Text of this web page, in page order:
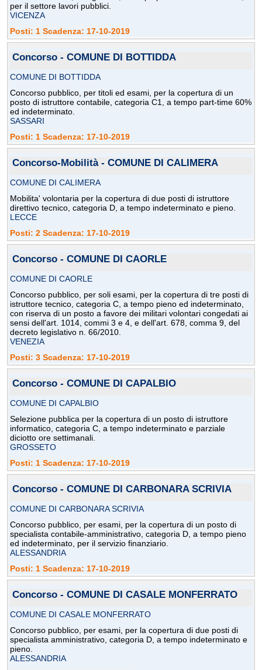
per il settore lavori pubblici.
VICENZA
Posti: 1 Scadenza: 17-10-2019
Concorso - COMUNE DI BOTTIDDA
COMUNE DI BOTTIDDA
Concorso pubblico, per titoli ed esami, per la copertura di un
posto di istruttore contabile, categoria C1, a tempo part-time 60%
ed indeterminato.
SASSARI
Posti: 1 Scadenza: 17-10-2019
Concorso-Mobilità - COMUNE DI CALIMERA
COMUNE DI CALIMERA
Mobilita' volontaria per la copertura di due posti di istruttore
direttivo tecnico, categoria D, a tempo indeterminato e pieno.
LECCE
Posti: 2 Scadenza: 17-10-2019
Concorso - COMUNE DI CAORLE
COMUNE DI CAORLE
Concorso pubblico, per soli esami, per la copertura di tre posti di
istruttore tecnico, categoria C, a tempo pieno ed indeterminato,
con riserva di un posto a favore dei militari volontari congedati ai
sensi dell'art. 1014, commi 3 e 4, e dell'art. 678, comma 9, del
decreto legislativo n. 66/2010.
VENEZIA
Posti: 3 Scadenza: 17-10-2019
Concorso - COMUNE DI CAPALBIO
COMUNE DI CAPALBIO
Selezione pubblica per la copertura di un posto di istruttore
informatico, categoria C, a tempo indeterminato e parziale
diciotto ore settimanali.
GROSSETO
Posti: 1 Scadenza: 17-10-2019
Concorso - COMUNE DI CARBONARA SCRIVIA
COMUNE DI CARBONARA SCRIVIA
Concorso pubblico, per esami, per la copertura di un posto di
specialista contabile-amministrativo, categoria D, a tempo pieno
ed indeterminato, per il servizio finanziario.
ALESSANDRIA
Posti: 1 Scadenza: 17-10-2019
Concorso - COMUNE DI CASALE MONFERRATO
COMUNE DI CASALE MONFERRATO
Concorso pubblico, per esami, per la copertura di due posti di
specialista amministrativo, categoria D, a tempo indeterminato e
pieno.
ALESSANDRIA